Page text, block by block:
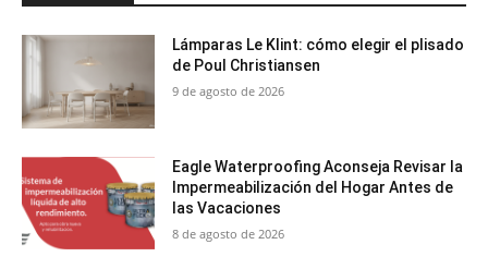
Lámparas Le Klint: cómo elegir el plisado
de Poul Christiansen
9 de agosto de 2026
Eagle Waterproofing Aconseja Revisar la
Impermeabilización del Hogar Antes de
las Vacaciones
8 de agosto de 2026